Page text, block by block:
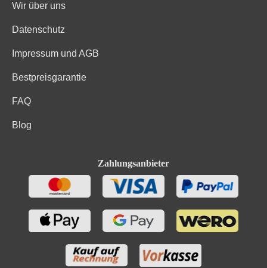
Wir über uns
Datenschutz
Impressum und AGB
Bestpreisgarantie
FAQ
Blog
Zahlungsanbieter